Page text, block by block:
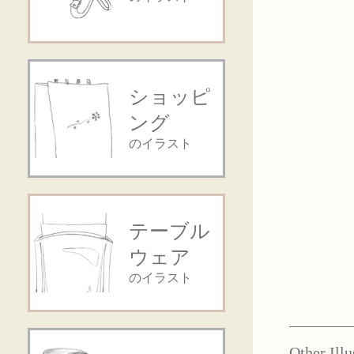
ショッピ
ング
のイラスト
テーブル
ウェア
のイラスト